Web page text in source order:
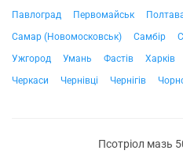
Павлоград
Первомайськ
Самар (Новомосковськ)
Самбір
Ужгород
Умань Фастів Харків
Черкаси
Чернівці Чернігів
Псотріол мазь